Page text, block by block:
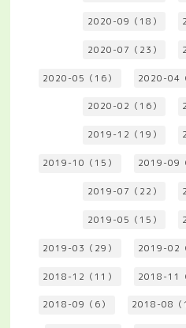
2020-09（18）
2020-07（23）
2020-05（16） 2020-04
2020-02（16）
2019-12（19）
2019-10（15） 2019-09
2019-07（22）
2019-05（15）
2019-03（29） 2019-02
2018-12（11） 2018-11
2018-09（6） 2018-08（